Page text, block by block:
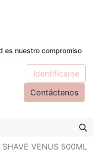
es nuestro compromiso
Identificarse
Contáctenos
SHAVE VENUS 500ML